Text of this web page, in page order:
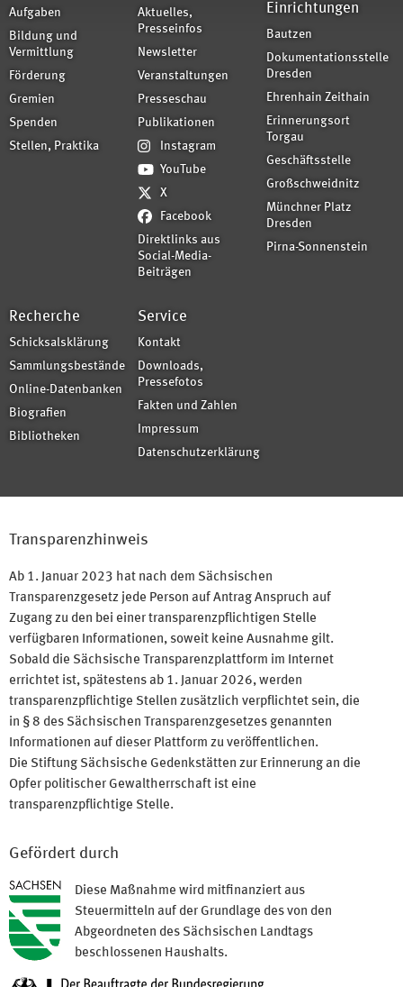
Aufgaben
Bildung und
Vermittlung
Förderung
Gremien
Spenden
Stellen, Praktika
Aktuelles,
Presseinfos
Newsletter
Veranstaltungen
Presseschau
Publikationen
Instagram
YouTube
X
Facebook
Direktlinks aus
Social-Media-
Beiträgen
Einrichtungen
Bautzen
Dokumentationsstelle
Dresden
Ehrenhain Zeithain
Erinnerungsort
Torgau
Geschäftsstelle
Großschweidnitz
Münchner Platz
Dresden
Pirna-Sonnenstein
Recherche
Schicksalsklärung
Sammlungsbestände
Online-Datenbanken
Biografien
Bibliotheken
Service
Kontakt
Downloads,
Pressefotos
Fakten und Zahlen
Impressum
Datenschutzerklärung
Transparenzhinweis
Ab 1. Januar 2023 hat nach dem Sächsischen
Transparenzgesetz jede Person auf Antrag Anspruch auf
Zugang zu den bei einer transparenzpflichtigen Stelle
verfügbaren Informationen, soweit keine Ausnahme gilt.
Sobald die Sächsische Transparenzplattform im Internet
errichtet ist, spätestens ab 1. Januar 2026, werden
transparenzpflichtige Stellen zusätzlich verpflichtet sein, die
in § 8 des Sächsischen Transparenzgesetzes genannten
Informationen auf dieser Plattform zu veröffentlichen.
Die Stiftung Sächsische Gedenkstätten zur Erinnerung an die
Opfer politischer Gewaltherrschaft ist eine
transparenzpflichtige Stelle.
Gefördert durch
Diese Maßnahme wird mitfinanziert aus
Steuermitteln auf der Grundlage des von den
Abgeordneten des Sächsischen Landtags
beschlossenen Haushalts.